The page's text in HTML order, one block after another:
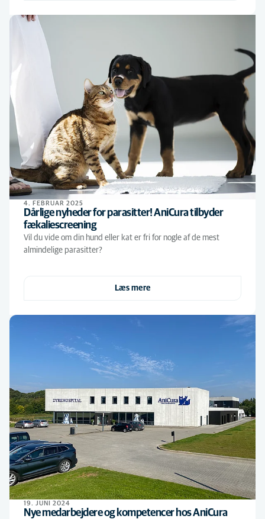
4. FEBRUAR 2025
Dårlige nyheder for parasitter! AniCura tilbyder
fækaliescreening
Vil du vide om din hund eller kat er fri for nogle af de mest
almindelige parasitter?
Læs mere
19. JUNI 2024
Nye medarbejdere og kompetencer hos AniCura